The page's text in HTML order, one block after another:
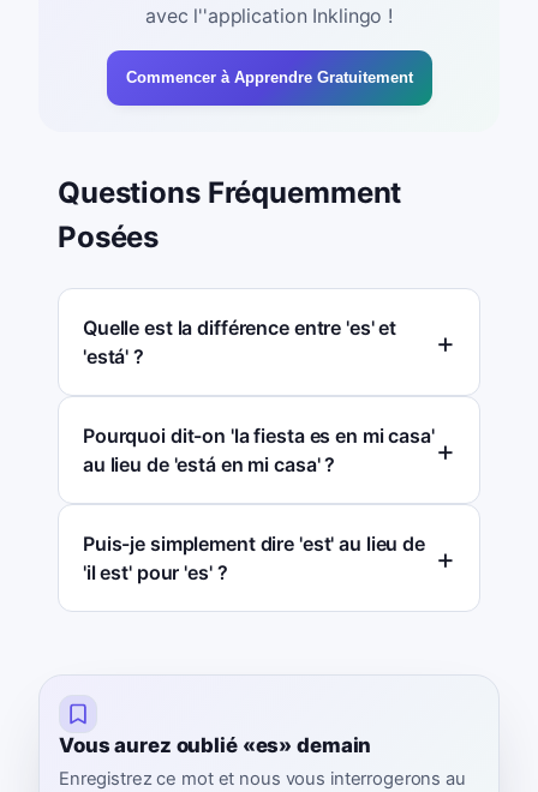
avec l''application Inklingo !
Commencer à Apprendre Gratuitement
Questions Fréquemment
Posées
Quelle est la différence entre 'es' et
'está' ?
Pourquoi dit-on 'la fiesta es en mi casa'
au lieu de 'está en mi casa' ?
Puis-je simplement dire 'est' au lieu de
'il est' pour 'es' ?
Vous aurez oublié «es» demain
Enregistrez ce mot et nous vous interrogerons au